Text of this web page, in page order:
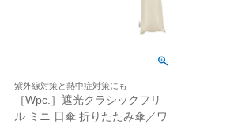
紫外線対策と熱中症対策にも
［Wpc.］遮光クラシックフリ
ル ミニ 日傘 折りたたみ傘／ワ